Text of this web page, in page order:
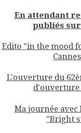
En attendant
publiés
Edito "in the mood
L'ouverture du
d'ouverture
Ma journée
"Bright